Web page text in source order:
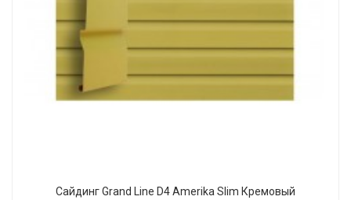
Сайдинг Grand Line D4 Amerika Slim Кремовый